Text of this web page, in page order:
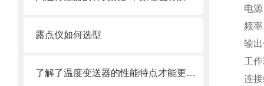
露点仪如何选型
了解了温度变送器的性能特点才能更好的使用它
电
频
输
工
连